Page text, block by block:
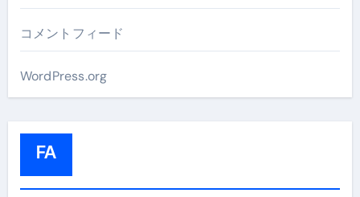
コメントフィード
WordPress.org
FA